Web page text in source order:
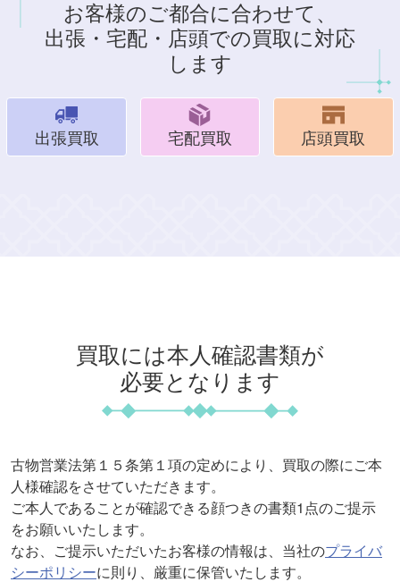
お客様のご都合に合わせて、
出張・宅配・店頭での買取に対応
します
出張買取 宅配買取 店頭買取
買取には本人確認書類が
必要となります
古物営業法第１５条第１項の定めにより、買取の際にご本
人様確認をさせていただきます。
ご本人であることが確認できる顔つきの書類1点のご提示
をお願いいたします。
なお、ご提示いただいたお客様の情報は、当社のプライバ
シーポリシーに則り、厳重に保管いたします。